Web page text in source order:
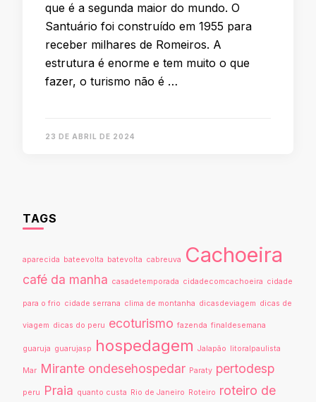
que é a segunda maior do mundo. O
Santuário foi construído em 1955 para
receber milhares de Romeiros. A
estrutura é enorme e tem muito o que
fazer, o turismo não é …
23 DE ABRIL DE 2024
TAGS
aparecida bateevolta batevolta cabreuva Cachoeira
café da manha casadetemporada cidadecomcachoeira cidade
para o frio cidade serrana clima de montanha dicasdeviagem dicas de
viagem dicas do peru ecoturismo fazenda finaldesemana
guaruja guarujasp hospedagem Jalapão litoralpaulista
Mar Mirante ondesehospedar Paraty pertodesp
peru Praia quanto custa Rio de Janeiro Roteiro roteiro de